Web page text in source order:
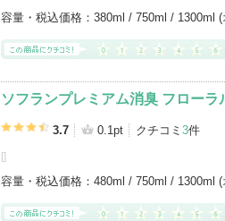
容量・税込価格： 380ml / 750ml / 1300ml
ソフランプレミアム消臭 フローラ
3.7 0.1pt クチコミ 3件
[]
容量・税込価格： 480ml / 750ml / 1300ml